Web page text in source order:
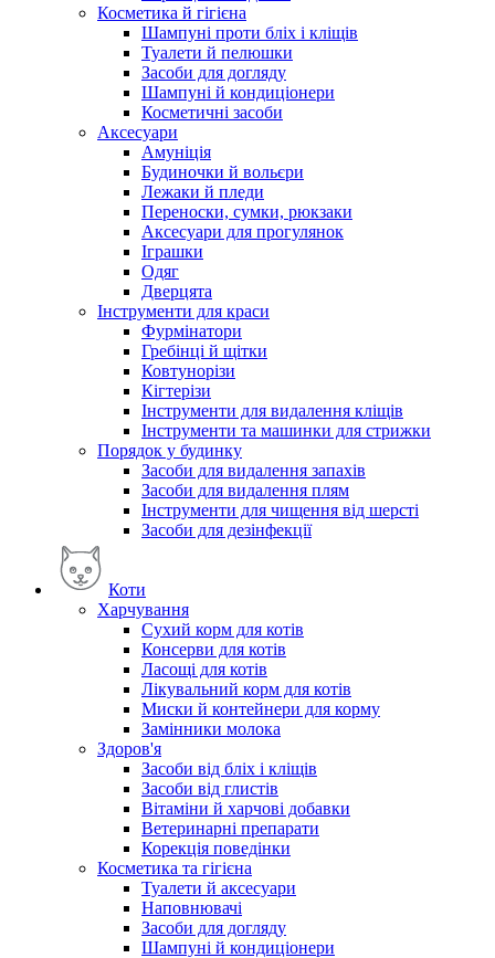
Косметика й гігієна
Шампуні проти бліх і кліщів
Туалети й пелюшки
Засоби для догляду
Шампуні й кондиціонери
Косметичні засоби
Аксесуари
Амуніція
Будиночки й вольєри
Лежаки й пледи
Переноски, сумки, рюкзаки
Аксесуари для прогулянок
Іграшки
Одяг
Дверцята
Інструменти для краси
Фурмінатори
Гребінці й щітки
Ковтунорізи
Кігтерізи
Інструменти для видалення кліщів
Інструменти та машинки для стрижки
Порядок у будинку
Засоби для видалення запахів
Засоби для видалення плям
Інструменти для чищення від шерсті
Засоби для дезінфекції
Коти
Харчування
Сухий корм для котів
Консерви для котів
Ласощі для котів
Лікувальний корм для котів
Миски й контейнери для корму
Замінники молока
Здоров'я
Засоби від бліх і кліщів
Засоби від глистів
Вітаміни й харчові добавки
Ветеринарні препарати
Корекція поведінки
Косметика та гігієна
Туалети й аксесуари
Наповнювачі
Засоби для догляду
Шампуні й кондиціонери